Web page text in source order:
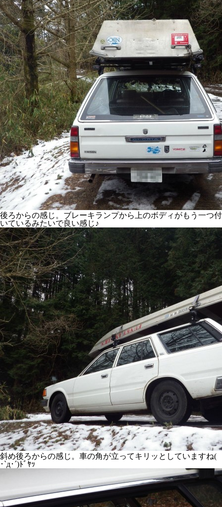
後ろからの感じ。ブレーキランプから上のボディがもう一つ付
いているみたいで良い感じ♪
斜め後ろからの感じ。車の角が立ってキリッとしていますね(
･`д･´)ﾄﾞﾔｯ